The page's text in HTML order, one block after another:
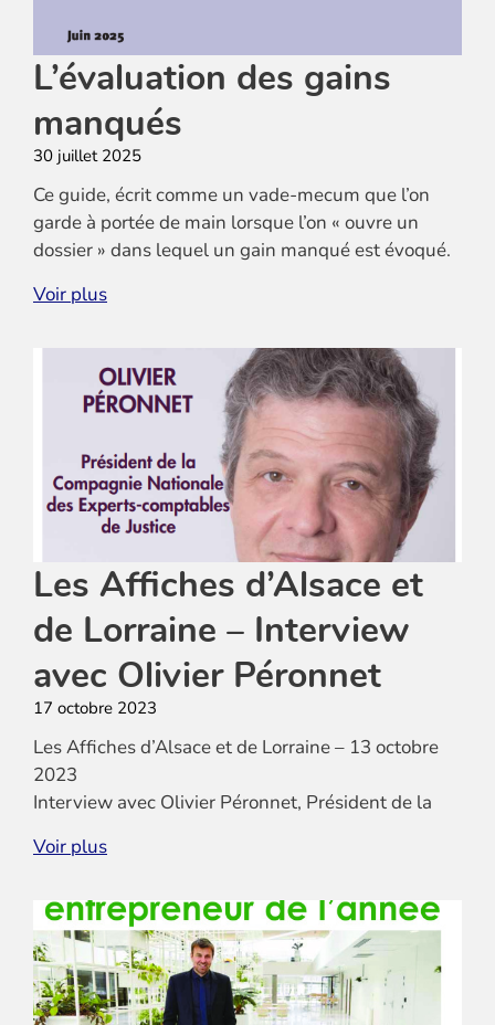
L’évaluation des gains
manqués
30 juillet 2025
Ce guide, écrit comme un vade-mecum que l’on
garde à portée de main lorsque l’on « ouvre un
dossier » dans lequel un gain manqué est évoqué.
des principes généraux applicables tant sur le plan
pratiques issues de cas réels éclairent et renforcent
la compréhension des concepts théoriques et
facilitent la mise en œuvre pratique. Enfin, un
glossaire permet d’ajuster avec précision l’emploi
des termes techniques.
Voir plus
Les Affiches d’Alsace et
de Lorraine – Interview
avec Olivier Péronnet
17 octobre 2023
Les Affiches d’Alsace et de Lorraine – 13 octobre
2023
Interview avec Olivier Péronnet, Président de la
TELECHARGER
Voir plus